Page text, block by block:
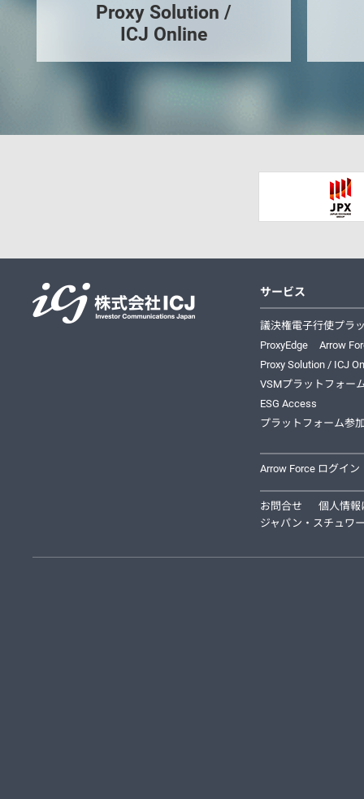
Proxy Solution /
ICJ Online
株式会社ICJサービス
議決権電子行使プラ
ProxyEdge
Arrow
Proxy Solution / ICJ
VSMプラットフォー
ESG Access
プラットフォーム参
Arrow Force ログイン
お問合せ
個人情報
ジャパン・スチュワ